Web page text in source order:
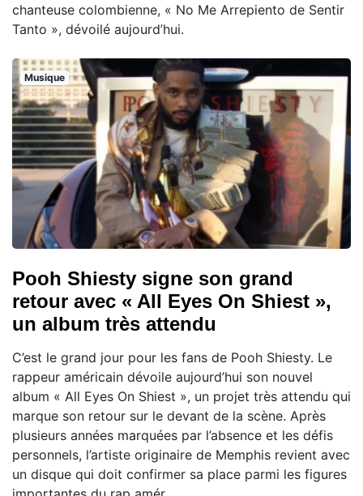
chanteuse colombienne, « No Me Arrepiento de Sentir
Tanto », dévoilé aujourd’hui.
Musique
Pooh Shiesty signe son grand
retour avec « All Eyes On Shiest »,
un album très attendu
C’est le grand jour pour les fans de Pooh Shiesty. Le
rappeur américain dévoile aujourd’hui son nouvel
album « All Eyes On Shiest », un projet très attendu qui
marque son retour sur le devant de la scène. Après
plusieurs années marquées par l’absence et les défis
personnels, l’artiste originaire de Memphis revient avec
un disque qui doit confirmer sa place parmi les figures